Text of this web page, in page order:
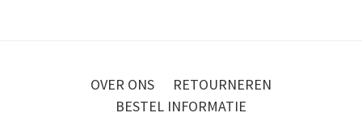
OVER ONS
RETOURNEREN
BESTEL INFORMATIE